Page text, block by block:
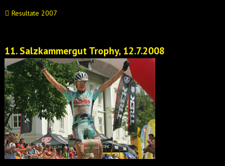
Resultate 2007
11. Salzkammergut Trophy, 12.7.2008